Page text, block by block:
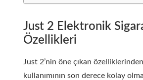
Just 2 Elektronik
Özellikleri
Just 2’nin öne çıkan
kullanımının son derece kolay